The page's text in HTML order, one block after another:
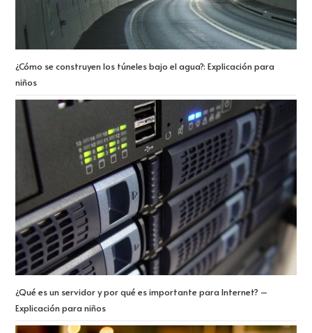
¿Cómo se construyen los túneles bajo el agua?: Explicación para
niños
¿Qué es un servidor y por qué es importante para Internet? –
Explicación para niños